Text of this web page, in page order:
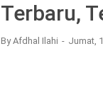
Terbaru,
ByAfdhal Ilahi Jumat,